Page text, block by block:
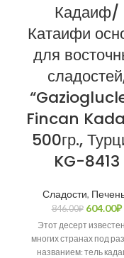
Кадаиф/
Катаифи
для
Fincan
500гр.,
KG-8413
Сладости,
846.00₽ 604.00₽
Этот десерт
многих странах под
названием: тель